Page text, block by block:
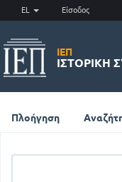
EL Είσοδος
ΙΕΠ
ΙΣΤΟΡΙΚΉ
Πλοήγηση